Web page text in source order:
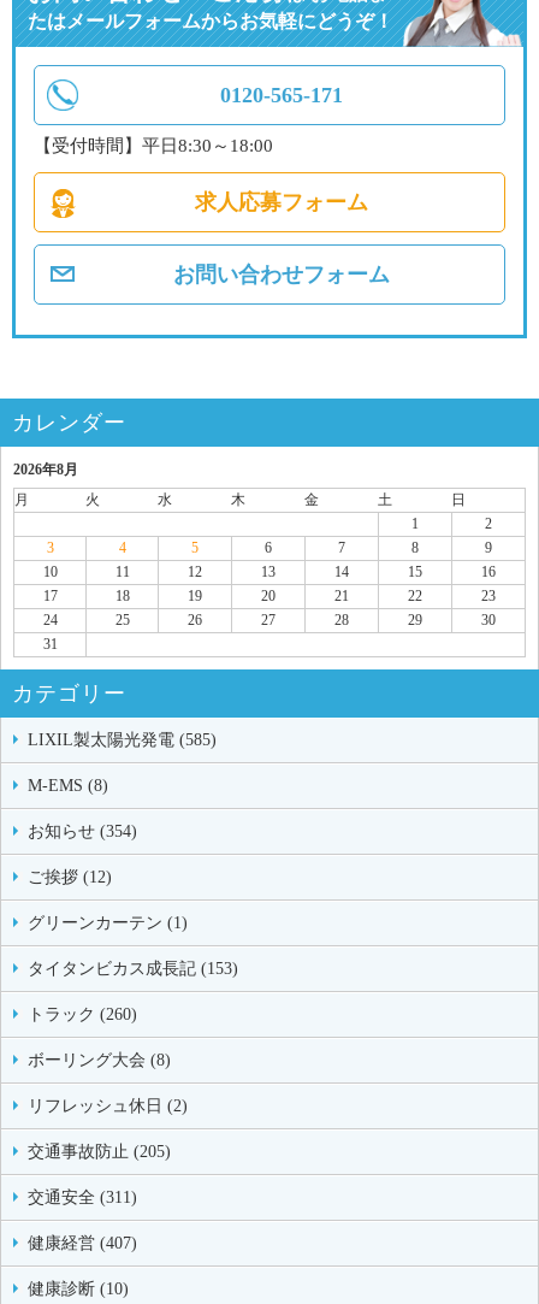
たはメールフォームからお気軽にどうぞ！
0120-565-171
【受付時間】平日8:30～18:00
求人応募フォーム
お問い合わせフォーム
カレンダー
2026年8月
月
火 水 木 金 土
日
1
2
3
4 5 6 7 8
9
10
11 12 13 14 15
16
17
18 19 20 21 22
23
24
25 26 27 28 29
30
31
カテゴリー
LIXIL製太陽光発電 (585)
M-EMS (8)
お知らせ (354)
ご挨拶 (12)
グリーンカーテン (1)
タイタンビカス成長記 (153)
トラック (260)
ボーリング大会 (8)
リフレッシュ休日 (2)
交通事故防止 (205)
交通安全 (311)
健康経営 (407)
健康診断 (10)